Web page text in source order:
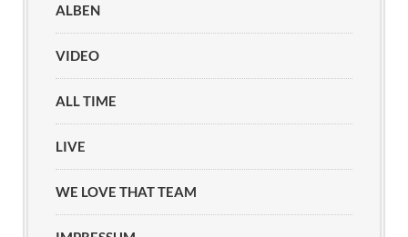
ALBEN
VIDEO
ALL TIME
LIVE
WE LOVE THAT TEAM